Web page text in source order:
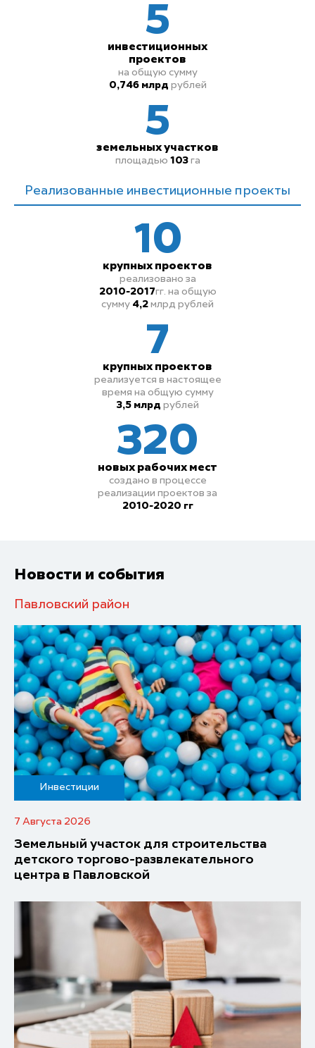
5
инвестиционных
проектов
на общую сумму
0,746 млрд рублей
5
земельныхучастков
площадью 103га
Реализованные инвестиционные проекты
10
крупных проектов
реализовано за
2010-2017гг. на общую
сумму 4,2 млрд рублей
7
крупных проектов
реализуется в настоящее
время на общую сумму
3,5 млрд рублей
320
новых рабочих мест
создано в процессе
реализации проектов за
2010-2020 гг
Новости и события
Павловский район
Инвестиции
7 Августа 2026
Земельный участок для строительства
детского торгово-развлекательного
центра в Павловской